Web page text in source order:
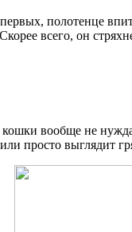
полотенце
всего, он
вообще не
просто выглядит